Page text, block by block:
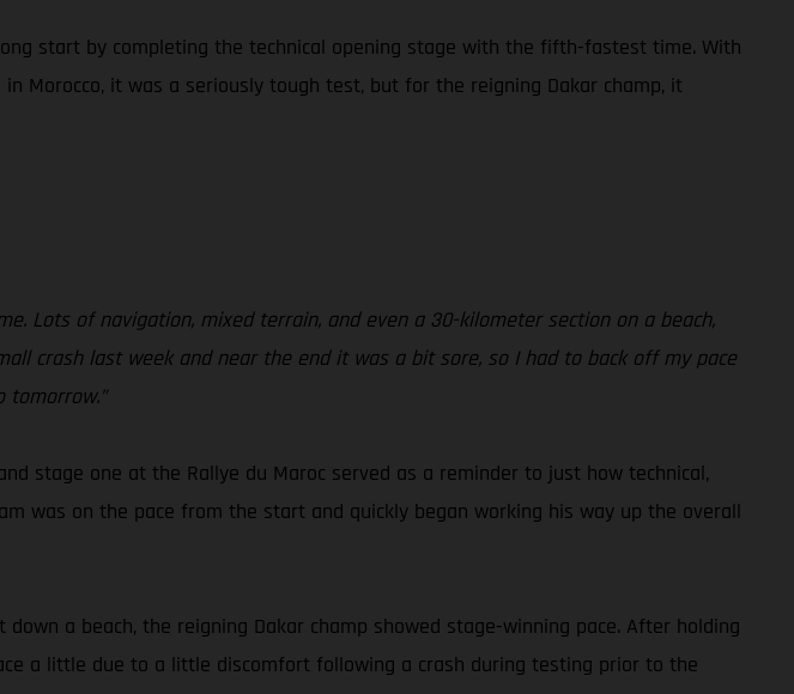
start by completing the technical opening stage with the fifth-fastest time. With
Morocco, it was a seriously tough test, but for the reigning Dakar champ, it
Lots of navigation, mixed terrain, and even a 30-kilometer section on a beach,
crash last week and near the end it was a bit sore, so I had to back off my pace
tomorrow.”
stage one at the Rallye du Maroc served as a reminder to just how technical,
was on the pace from the start and quickly began working his way up the overall
a beach, the reigning Dakar champ showed stage-winning pace. After holding
a little due to a little discomfort following a crash during testing prior to the